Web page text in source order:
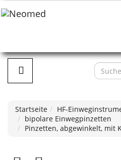
Startseite
HF-
bipolare Einwegpinzetten
Pinzetten, abgewinkelt, mit